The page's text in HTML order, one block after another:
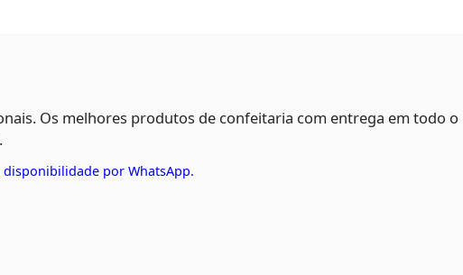
Os melhores produtos de confeitaria com entrega em todo o
disponibilidade por WhatsApp.